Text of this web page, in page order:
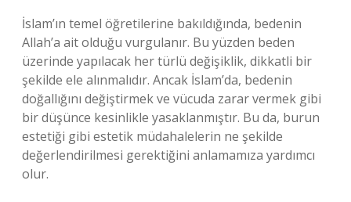
İslam’ın temel öğretilerine bakıldığında, bedenin
Allah’a ait olduğu vurgulanır. Bu yüzden beden
üzerinde yapılacak her türlü değişiklik, dikkatli bir
şekilde ele alınmalıdır. Ancak İslam’da, bedenin
doğallığını değiştirmek ve vücuda zarar vermek gibi
bir düşünce kesinlikle yasaklanmıştır. Bu da, burun
estetiği gibi estetik müdahalelerin ne şekilde
değerlendirilmesi gerektiğini anlamamıza yardımcı
olur.